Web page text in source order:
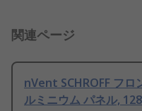
関連ページ
nVent SCHROFF フロ
ルミニウム パネル,